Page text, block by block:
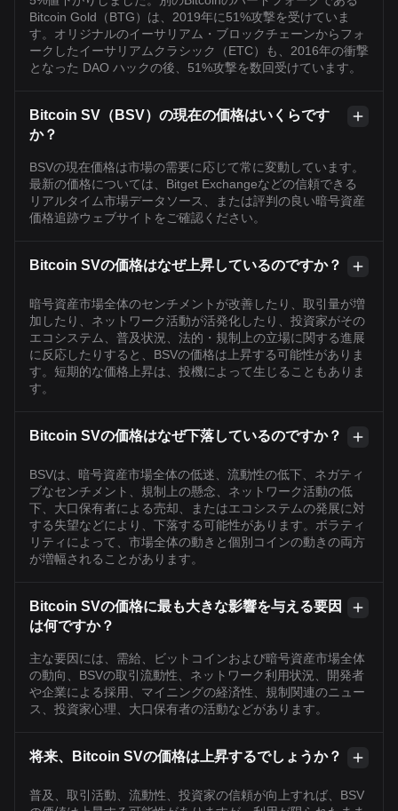
Bitcoin Gold（BTG）は、2019年に51%攻撃を受けていま
す。オリジナルのイーサリアム・ブロックチェーンからフォ
ークしたイーサリアムクラシック（ETC）も、2016年の衝撃
となった DAO ハックの後、51%攻撃を数回受けています。
Bitcoin SV（BSV）の現在の価格はいくらです
か？
BSVの現在価格は市場の需要に応じて常に変動しています。
最新の価格については、Bitget Exchangeなどの信頼できる
リアルタイム市場データソース、または評判の良い暗号資産
価格追跡ウェブサイトをご確認ください。
Bitcoin SVの価格はなぜ上昇しているのですか？
暗号資産市場全体のセンチメントが改善したり、取引量が増
加したり、ネットワーク活動が活発化したり、投資家がその
エコシステム、普及状況、法的・規制上の立場に関する進展
に反応したりすると、BSVの価格は上昇する可能性がありま
す。短期的な価格上昇は、投機によって生じることもありま
す。
Bitcoin SVの価格はなぜ下落しているのですか？
BSVは、暗号資産市場全体の低迷、流動性の低下、ネガティ
ブなセンチメント、規制上の懸念、ネットワーク活動の低
下、大口保有者による売却、またはエコシステムの発展に対
する失望などにより、下落する可能性があります。ボラティ
リティによって、市場全体の動きと個別コインの動きの両方
が増幅されることがあります。
Bitcoin SVの価格に最も大きな影響を与える要因
は何ですか？
主な要因には、需給、ビットコインおよび暗号資産市場全体
の動向、BSVの取引流動性、ネットワーク利用状況、開発者
や企業による採用、マイニングの経済性、規制関連のニュー
ス、投資家心理、大口保有者の活動などがあります。
将来、Bitcoin SVの価格は上昇するでしょうか？
普及、取引活動、流動性、投資家の信頼が向上すれば、BSV